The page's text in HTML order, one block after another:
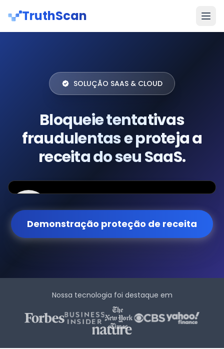
TruthScan
SOLUÇÃO SAAS & CLOUD
Bloqueie tentativas
fraudulentas e proteja a
receita do seu SaaS.
Demonstração proteção de receita
Nossa tecnologia foi destaque em